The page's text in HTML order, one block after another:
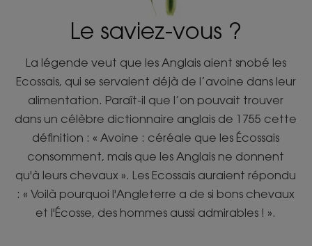
Le saviez-vous ?
La légende veut que les Anglais aient snobé les
Ecossais, qui se servaient déjà de l’avoine dans leur
alimentation. Paraît-il que l’on pouvait trouver
dans un célèbre dictionnaire anglais de 1755 cette
définition : « Avoine : céréale que les Écossais
consomment, mais que les Anglais ne donnent
qu'à leurs chevaux ». Les Ecossais auraient répondu
: « Voilà pourquoi l'Angleterre a de si bons chevaux
et l'Écosse, des hommes aussi admirables ! ».